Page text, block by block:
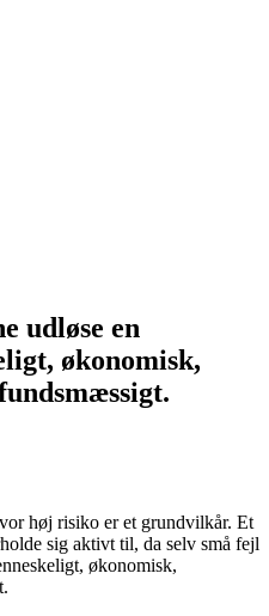
udløse en
økonomisk,
høj risiko er et grundvilkår. Et
sig aktivt til, da selv små fejl
økonomisk,